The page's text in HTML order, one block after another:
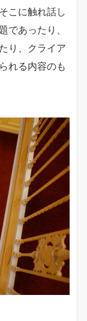
こに触れ話し
であったり、
り、クライア
れる内容のも